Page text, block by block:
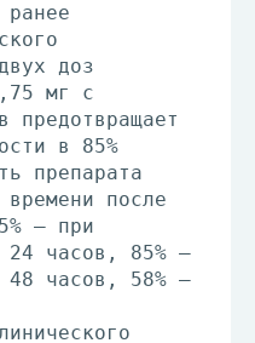
ранее
доз
мг с
предотвращает
в 85%
препарата
после
– при
24 часов, 85% –
часов, 58% –